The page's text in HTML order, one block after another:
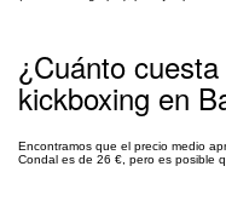
¿Cuánto
kickboxing en
Encontramos que el precio medio
Condal es de 26 €, pero es posible